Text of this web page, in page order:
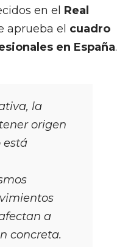
en el Real
aprueba el cuadro
en España.
la
origen
está
a
concreta.